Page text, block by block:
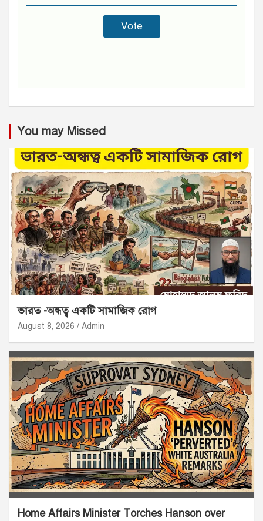
You may Missed
ভারত -অন্ধত্ব একটি সামাজিক রোগ
August 8, 2026 Admin
Home Affairs Minister Torches Hanson over